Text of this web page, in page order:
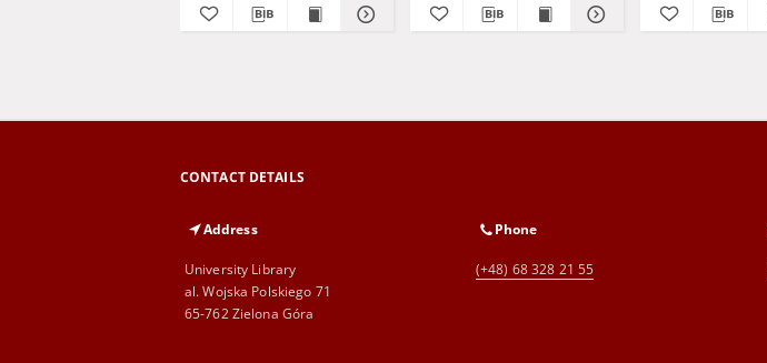
CONTACT DETAILS
Address
University Library
al. Wojska Polskiego 71
65-762 Zielona Góra
Phone
(+48) 68 328 21 55